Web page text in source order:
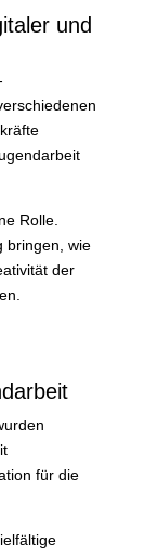
und
Rolle.
bringen, wie
der
für die